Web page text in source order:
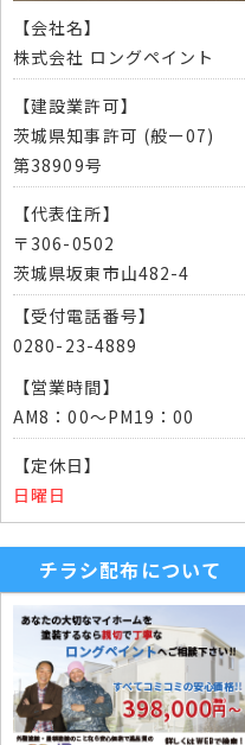
【会社名】
株式会社 ロングペイント
【建設業許可】
茨城県知事許可 (般ー07)
第38909号
【代表住所】
〒306-0502
茨城県坂東市山482-4
【受付電話番号】
0280-23-4889
【営業時間】
AM8：00～PM19：00
【定休日】
日曜日
チラシ配布について